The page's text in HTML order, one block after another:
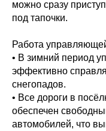
можно сразу
под тапочки.
Работа
• В зимний период
эффективно
снегопадов.
• Все дороги в
обеспечен
автомобилей, что